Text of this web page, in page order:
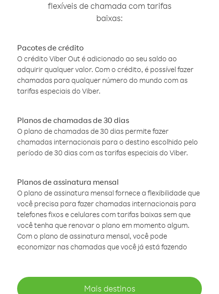
flexíveis de chamada com tarifas
baixas:
Pacotes de crédito
O crédito Viber Out é adicionado ao seu saldo ao
adquirir qualquer valor. Com o crédito, é possível fazer
chamadas para qualquer número do mundo com as
tarifas especiais do Viber.
Planos de chamadas de 30 dias
O plano de chamadas de 30 dias permite fazer
chamadas internacionais para o destino escolhido pelo
período de 30 dias com as tarifas especiais do Viber.
Planos de assinatura mensal
O plano de assinatura mensal fornece a flexibilidade que
você precisa para fazer chamadas internacionais para
telefones fixos e celulares com tarifas baixas sem que
você tenha que renovar o plano em momento algum.
Com o plano de assinatura mensal, você pode
economizar nas chamadas que você já está fazendo
Mais destinos